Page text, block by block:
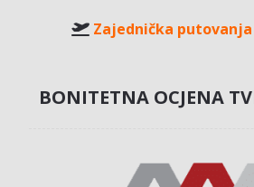
Zajednička
BONITETNA OCJENA